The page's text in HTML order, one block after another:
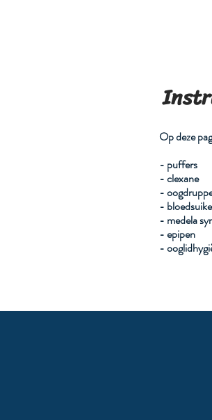
Op deze
- puffers
- clexane
-
-
- medela
- epipen
-